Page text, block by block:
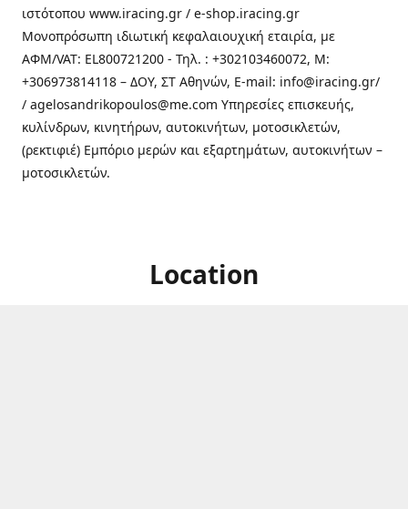
ιστότοπου www.iracing.gr / e-shop.iracing.gr
Μονοπρόσωπη ιδιωτική κεφαλαιουχική εταιρία, με
ΑΦΜ/VAT: EL800721200 - Τηλ. : +302103460072, M:
+306973814118 – ΔΟΥ, ΣΤ Αθηνών, E-mail: info@iracing.gr/
/ agelosandrikopoulos@me.com Υπηρεσίες επισκευής,
κυλίνδρων, κινητήρων, αυτοκινήτων, μοτοσικλετών,
(ρεκτιφιέ) Εμπόριο μερών και εξαρτημάτων, αυτοκινήτων –
μοτοσικλετών.
Location